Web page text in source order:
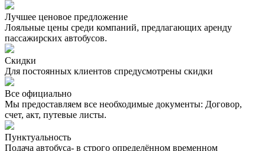
Лучшее ценовое предложение
Лояльные цены среди компаний, предлагающих аренду
пассажирских автобусов.
Скидки
Для постоянных клиентов спредусмотрены скидки
Все официально
Мы предоставляем все необходимые документы: Договор,
счет, акт, путевые листы.
Пунктуальность
Подача автобуса- в строго определённом временном